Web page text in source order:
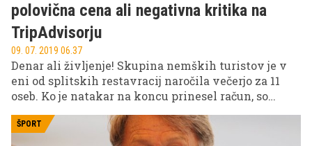
polovična cena ali negativna kritika na
TripAdvisorju
09. 07. 2019 06.37
Denar ali življenje! Skupina nemških turistov je v
eni od splitskih restavracij naročila večerjo za 11
oseb. Ko je natakar na koncu prinesel račun, so
gostje dejali, da bodo poravnali samo polovico
zneska, v nasprotnem primeru pa bo restavracija na
popotniški spletni strani TripAdvisor deležna
ŠPORT